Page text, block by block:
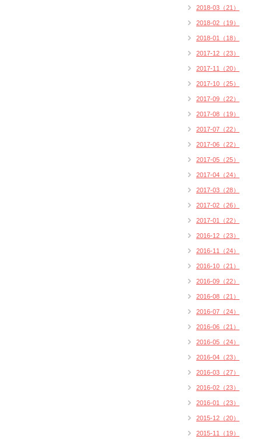
2018-03（21）
2018-02（19）
2018-01（18）
2017-12（23）
2017-11（20）
2017-10（25）
2017-09（22）
2017-08（19）
2017-07（22）
2017-06（22）
2017-05（25）
2017-04（24）
2017-03（28）
2017-02（26）
2017-01（22）
2016-12（23）
2016-11（24）
2016-10（21）
2016-09（22）
2016-08（21）
2016-07（24）
2016-06（21）
2016-05（24）
2016-04（23）
2016-03（27）
2016-02（23）
2016-01（23）
2015-12（20）
2015-11（19）